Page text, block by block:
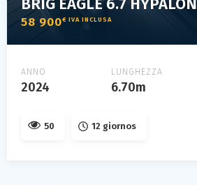
BRIG EAGLE 6.7 HYPALON
58 900€ IVA INCLUSA
ANNO
2024
LUNGHEZZA
6.70m
50 12 giornos